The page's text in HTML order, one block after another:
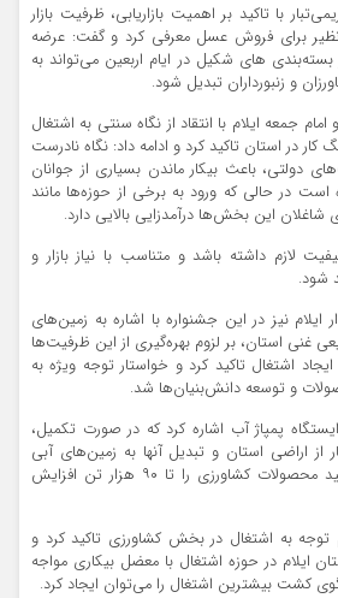
با تاکید بر اهمیت بازاریابی، ظرفیت بازار
برای فروش عسل معرفی کرد و گفت: عرضه
های شکیل در ایام اربعین می‌تواند به
و زنبورداران تبدیل شود.
جمعه ایلام با انتقاد از نگاه سنتی به اشتغال
در استان تاکید کرد و ادامه داد: نگاه نادرست
دولتی، باعث بیکار ماندن بسیاری از جوانان
در حالی که ورود به برخی از حوزه‌ها مانند
این بخش‌ها درآمدزایی بالایی دارد.
لازم داشته باشد و متناسب با نیاز بازار و
شود.
ایلام نیز در این جشنواره با اشاره به زمین‌های
غنی استان، بر لزوم بهره‌گیری از این ظرفیت‌ها
اشتغال تاکید کرد و خواستار توجه ویژه به
و توسعه دانش‌بنیان‌ها شد.
عباس میرزاد به تکمیل ۱۶ ایستگاه پمپاژ آب اشاره کرد که در صورت تکمیل،
۱۶ هزار هکتار از اراضی استان و تبدیل آنها به زمین‌های آبی
خواهد بود که می‌تواند تولید محصولات کشاورزی را تا ۹۰ هزار تن افزایش
توجه به اشتغال در بخش کشاورزی تاکید کرد و
ایلام در حوزه اشتغال با معضل بیکاری مواجه
کشت بیشترین اشتغال را می‌توان ایجاد کرد.